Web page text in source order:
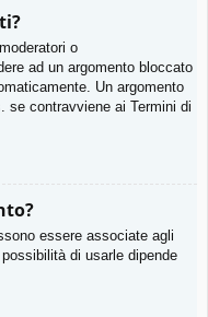
o
ad un argomento bloccato
Un argomento
se contravviene ai Termini di
essere associate agli
di usarle dipende